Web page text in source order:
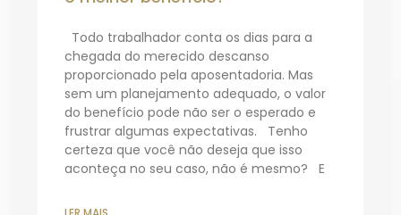
Todo trabalhador conta os dias para a
chegada do merecido descanso
proporcionado pela aposentadoria. Mas
sem um planejamento adequado, o valor
do benefício pode não ser o esperado e
frustrar algumas expectativas. Tenho
certeza que você não deseja que isso
aconteça no seu caso, não é mesmo? E